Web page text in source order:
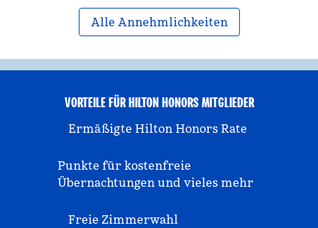
Alle Annehmlichkeiten
VORTEILE FÜR HILTON HONORS MITGLIEDER
Ermäßigte Hilton Honors Rate
Punkte für kostenfreie
Übernachtungen und vieles mehr
Freie Zimmerwahl